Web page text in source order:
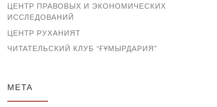
ЦЕНТР ПРАВОВЫХ И ЭКОНОМИЧЕСКИХ
ИССЛЕДОВАНИЙ
ЦЕНТР РУХАНИЯТ
ЧИТАТЕЛЬСКИЙ КЛУБ “ҒҰМЫРДАРИЯ”
МЕТА